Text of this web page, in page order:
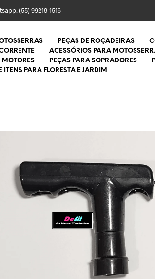
(55) 99218-1516
PEÇAS DE ROÇADEIRAS
ACESSÓRIOS PARA
MOTORES
PEÇAS PARA SOPRADORES
ITENS PARA FLORESTA E JARDIM